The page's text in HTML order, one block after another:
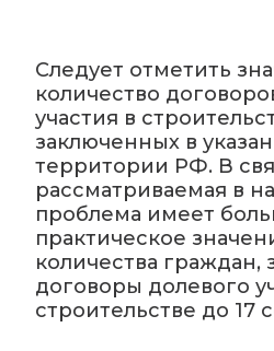
Следует отметить
количество
участия в
заключенных в
территории РФ. В
рассматриваемая в
проблема имеет
практическое
количества граждан,
договоры долевого
строительстве до 17